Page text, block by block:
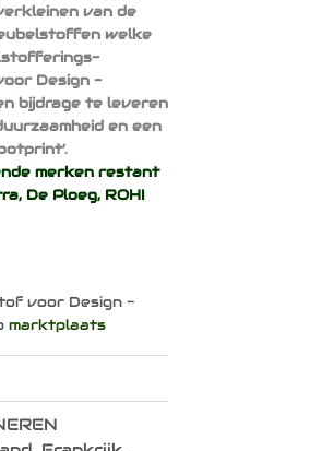
van de
welke
Design -
bijdrage te leveren
en een
merken restant
, De Ploeg, ROHI
voor Design -
marktplaats